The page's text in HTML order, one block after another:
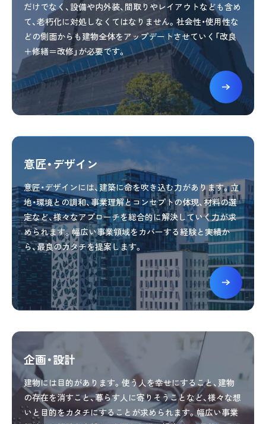
だけでなく、設備や内外装、間取りやレイアウトなども含め
て、老朽化に対処しなくてはなりません。社会性・使用性な
どの側面からも建物全体をアップデートさせていく「改良
＋修繕＝改修」が必要です。
意匠・デザイン
意匠・デザインには、建築に命を吹き込む力があります。立
地・環境との調和、事業理解とコンセプトの体現、材料の選
定など、様々なアプローチを総合的に解決していく力が求
められます。幅広い事業領域をカバーする経験と実績か
ら、最良のカタチを提案します。
企画・設計
建物には目的があります。使う人を幸せにすること、建物
の存在を消すこと、暮らす人に寄りそうことなど、様々な想
いと目的をカタチにすることが求められます。幅広い事業